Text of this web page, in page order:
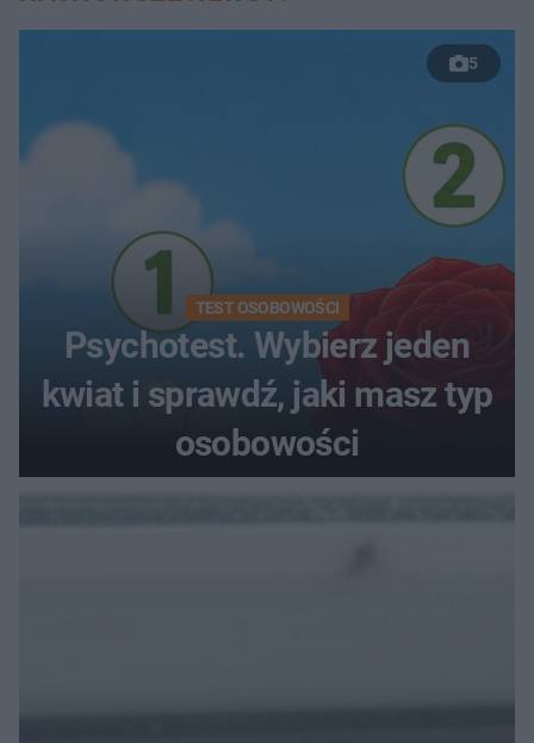
5
TEST OSOBOWOŚCI
Psychotest. Wybierz jeden
kwiat i sprawdź, jaki masz typ
osobowości